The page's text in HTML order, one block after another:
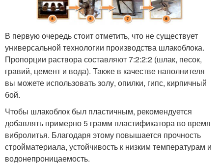
В первую очередь стоит отметить, что не существует
универсальной технологии производства шлакоблока.
Пропорции раствора составляют 7:2:2:2 (шлак, песок,
гравий, цемент и вода). Также в качестве наполнителя
вы можете использовать золу, опилки, гипс, кирпичный
бой.
Чтобы шлакоблок был пластичным, рекомендуется
добавлять примерно 5 грамм пластификатора во время
вибролитья. Благодаря этому повышается прочность
стройматериала, устойчивость к низким температурам и
водонепроницаемость.